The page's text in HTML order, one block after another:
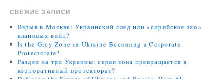
СВЕЖИЕ ЗАПИСИ
Взрыв в Москве: Украинский след или «сирийское эхо»
клановых войн?
Is the Grey Zone in Ukraine Becoming a Corporate
Protectorate?
Раздел на три Украины: серая зона превращается в
корпоративный протекторат?